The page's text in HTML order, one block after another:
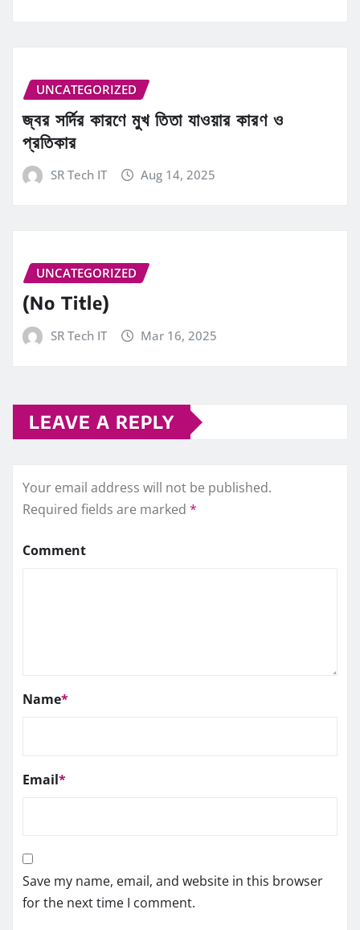
UNCATEGORIZED
জ্বর সর্দির কারণে মুখ তিতা যাওয়ার কারণ ও
প্রতিকার
SR Tech IT Aug 14, 2025
UNCATEGORIZED
(No Title)
SR Tech IT Mar 16, 2025
LEAVE A REPLY
Your email address will not be published.
Required fields are marked *
Comment
Name*
Email*
Save my name, email, and website in this browser
for the next time I comment.